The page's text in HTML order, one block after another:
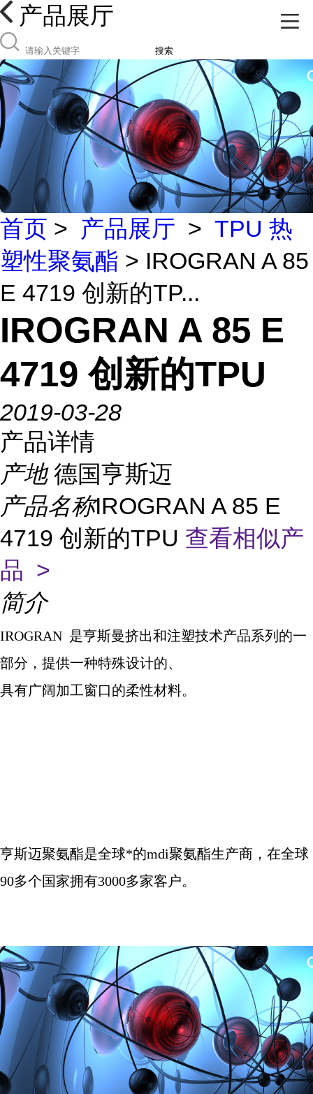
产品展厅
搜索
首页 > 产品展厅 > TPU 热
塑性聚氨酯 > IROGRAN A 85
E 4719 创新的TP...
IROGRAN A 85 E
4719 创新的TPU
2019-03-28
产品详情
产地 德国亨斯迈
产品名称IROGRAN A 85 E
4719 创新的TPU 查看相似产
品 >
简介
IROGRAN 是亨斯曼挤出和注塑技术产品系列的一
部分，提供一种特殊设计的、
具有广阔加工窗口的柔性材料。
亨斯迈聚氨酯是全球*的mdi聚氨酯生产商，在全球
90多个国家拥有3000多家客户。